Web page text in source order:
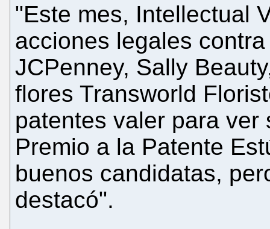
"Este mes, Intellectual
acciones legales
JCPenney, Sally
flores Transworld
patentes valer para
Premio a la Patente
buenos candidatas,
destacó".